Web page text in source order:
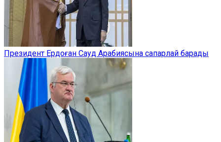
Президент Ердоған Сауд Арабиясына сапарлай барады